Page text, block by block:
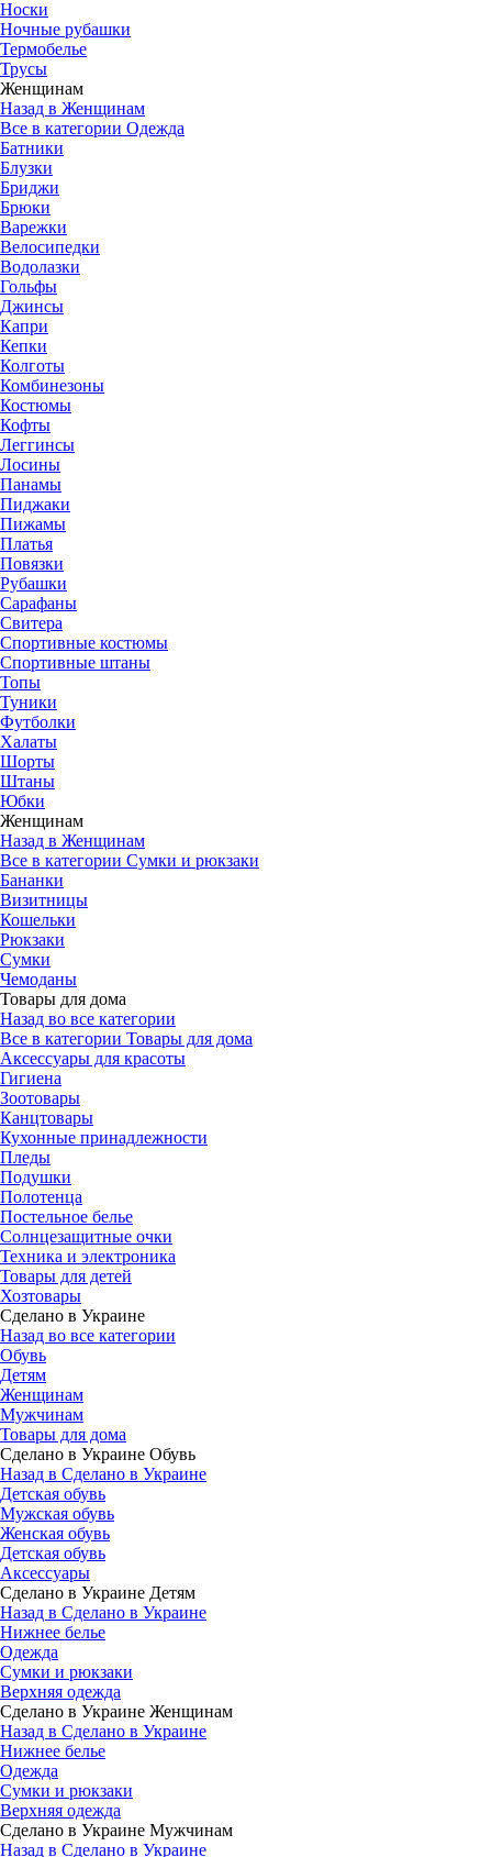
Носки
Ночные рубашки
Термобелье
Трусы
Женщинам
Назад в Женщинам
Все в категории Одежда
Батники
Блузки
Бриджи
Брюки
Варежки
Велосипедки
Водолазки
Гольфы
Джинсы
Капри
Кепки
Колготы
Комбинезоны
Костюмы
Кофты
Леггинсы
Лосины
Панамы
Пиджаки
Пижамы
Платья
Повязки
Рубашки
Сарафаны
Свитера
Спортивные костюмы
Спортивные штаны
Топы
Туники
Футболки
Халаты
Шорты
Штаны
Юбки
Женщинам
Назад в Женщинам
Все в категории Сумки и рюкзаки
Бананки
Визитницы
Кошельки
Рюкзаки
Сумки
Чемоданы
Товары для дома
Назад во все категории
Все в категории Товары для дома
Аксессуары для красоты
Гигиена
Зоотовары
Канцтовары
Кухонные принадлежности
Пледы
Подушки
Полотенца
Постельное белье
Солнцезащитные очки
Техника и электроника
Товары для детей
Хозтовары
Сделано в Украине
Назад во все категории
Обувь
Детям
Женщинам
Мужчинам
Товары для дома
Сделано в Украине Обувь
Назад в Сделано в Украине
Детская обувь
Мужская обувь
Женская обувь
Детская обувь
Аксессуары
Сделано в Украине Детям
Назад в Сделано в Украине
Нижнее белье
Одежда
Сумки и рюкзаки
Верхняя одежда
Сделано в Украине Женщинам
Назад в Сделано в Украине
Нижнее белье
Одежда
Сумки и рюкзаки
Верхняя одежда
Сделано в Украине Мужчинам
Назад в Сделано в Украине